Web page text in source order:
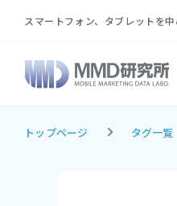
スマートフォン、タブレットを
トップページ タグ一覧